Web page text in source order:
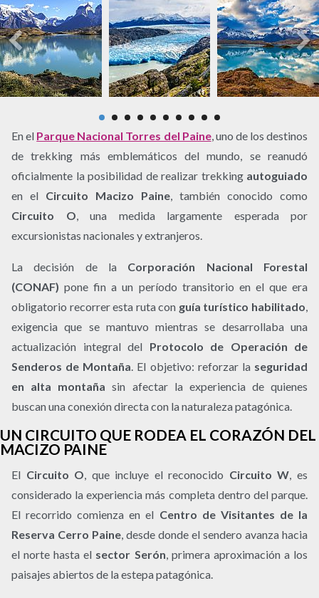
En el Parque Nacional Torres del Paine, uno de los destinos
de trekking más emblemáticos del mundo, se reanudó
oficialmente la posibilidad de realizar trekking autoguiado
en el Circuito Macizo Paine , también conocido como
Circuito O , una medida largamente esperada por
excursionistas nacionales y extranjeros.
La decisión de la Corporación Nacional Forestal
(CONAF) pone fin a un período transitorio en el que era
obligatorio recorrer esta ruta con guía turístico habilitado
exigencia que se mantuvo mientras se desarrollaba una
actualización integral del Protocolo de Operación de
Senderos de Montaña . El objetivo: reforzar la seguridad
en alta montaña sin afectar la experiencia de quienes
buscan una conexión directa con la naturaleza patagónica.
UN CIRCUITO QUE RODEA EL CORAZÓN DEL
MACIZO PAINE
El Circuito O, que incluye el reconocido Circuito W, es
considerado la experiencia más completa dentro del parque.
El recorrido comienza en el Centro de Visitantes de la
Reserva Cerro Paine, desde donde el sendero avanza hacia
el norte hasta el sector Serón, primera aproximación a los
paisajes abiertos de la estepa patagónica.